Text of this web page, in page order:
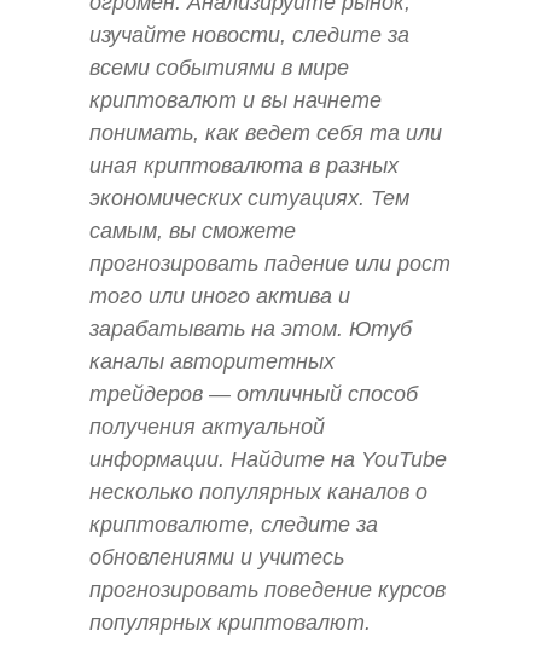
изучайте новости, следите за
всеми событиями в мире
криптовалют и вы начнете
понимать, как ведет себя та или
иная криптовалюта в разных
экономических ситуациях. Тем
самым, вы сможете
прогнозировать падение или рост
того или иного актива и
зарабатывать на этом. Ютуб
каналы авторитетных
трейдеров — отличный способ
получения актуальной
информации. Найдите на YouTube
несколько популярных каналов о
криптовалюте, следите за
обновлениями и учитесь
прогнозировать поведение курсов
популярных криптовалют.